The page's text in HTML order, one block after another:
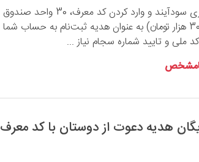
با ثبت‌نام در سامانه سرمایه‌گذاری سودآیند و وارد کردن کد معرف، 30 واحد صندوق
گسترش فردای ایرانیان (معادل 30 هزار تومان) به عنوان هدیه ثبت‌نام به حساب شما
ملی و تایید شماره سجام نیاز ...
رایگان هدیه دعوت از دوستان با کد معرف